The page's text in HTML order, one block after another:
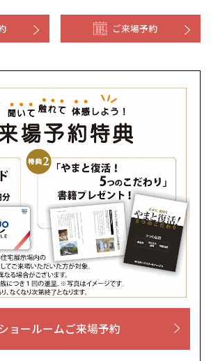
ご来場予約
ョールームご来場予約